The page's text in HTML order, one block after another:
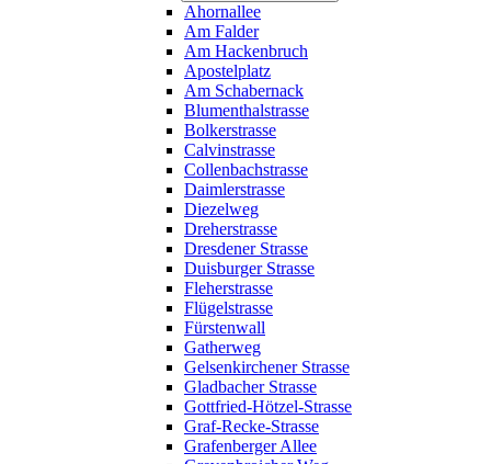
Ahornallee
Am Falder
Am Hackenbruch
Apostelplatz
Am Schabernack
Blumenthalstrasse
Bolkerstrasse
Calvinstrasse
Collenbachstrasse
Daimlerstrasse
Diezelweg
Dreherstrasse
Dresdener Strasse
Duisburger Strasse
Fleherstrasse
Flügelstrasse
Fürstenwall
Gatherweg
Gelsenkirchener Strasse
Gladbacher Strasse
Gottfried-Hötzel-Strasse
Graf-Recke-Strasse
Grafenberger Allee